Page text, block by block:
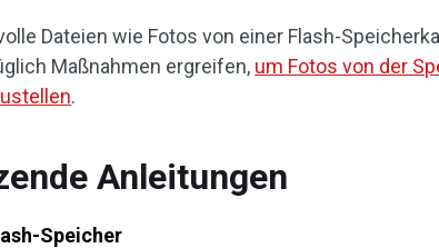
Dateien wie Fotos von einer Flash-
Maßnahmen ergreifen, um Fotos von der
.
Anleitungen
Speicher